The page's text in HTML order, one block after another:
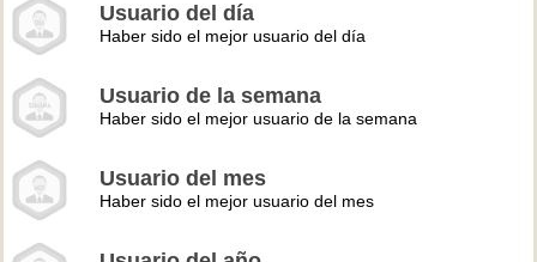
Usuario del día
Haber sido el mejor usuario del día
Usuario de la semana
Haber sido el mejor usuario de la semana
Usuario del mes
Haber sido el mejor usuario del mes